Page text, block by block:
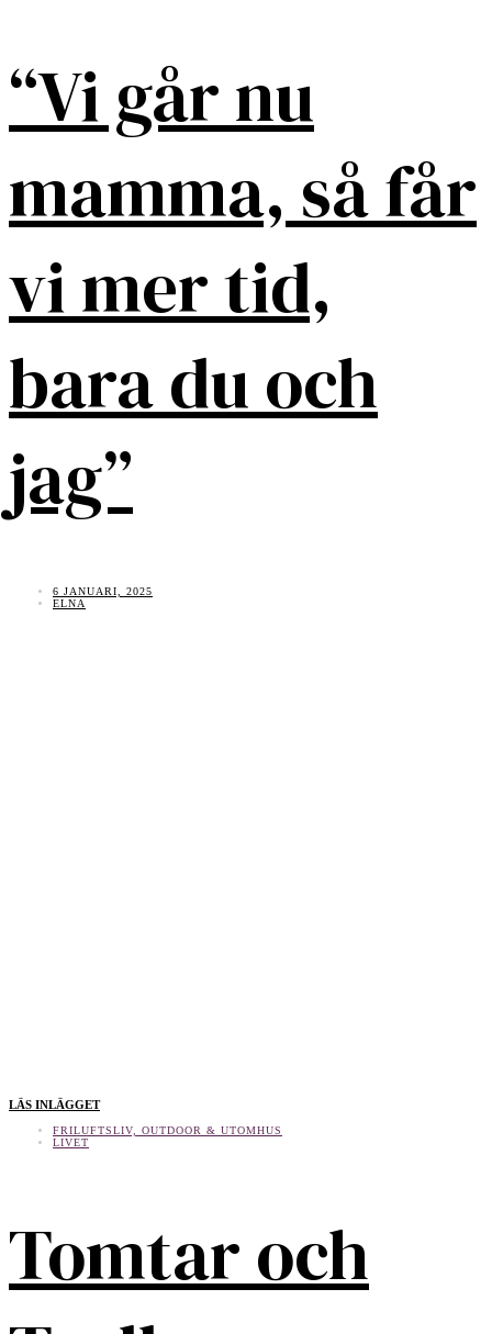
“Vi går nu
mamma, så får
vi mer tid,
bara du och
jag”
6 JANUARI, 2025
ELNA
LÄS INLÄGGET
FRILUFTSLIV, OUTDOOR & UTOMHUS
LIVET
Tomtar och